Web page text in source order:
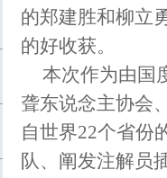
的郑建胜和柳立
的好收获。
本次作为由国
聋东说念主协会
自世界22个省份
队、阐发注解员